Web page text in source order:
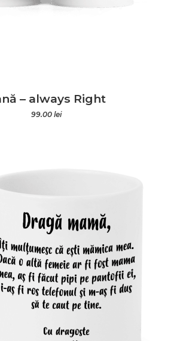
– always Right
99.00 lei